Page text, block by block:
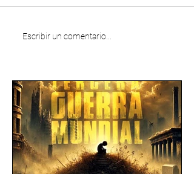
Escribir un comentario...